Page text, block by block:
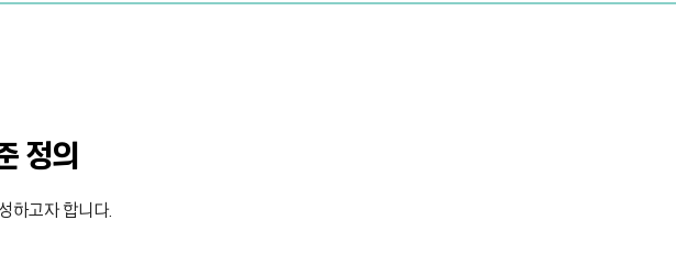
정의
하고자 합니다.